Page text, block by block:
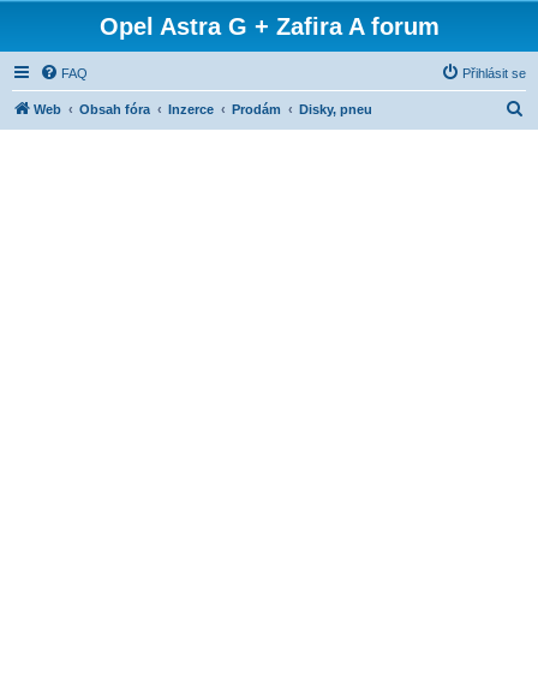
Opel Astra G + Zafira A forum
FAQ Přihlásit se
Web Obsah fóra Inzerce Prodám Disky, pneu